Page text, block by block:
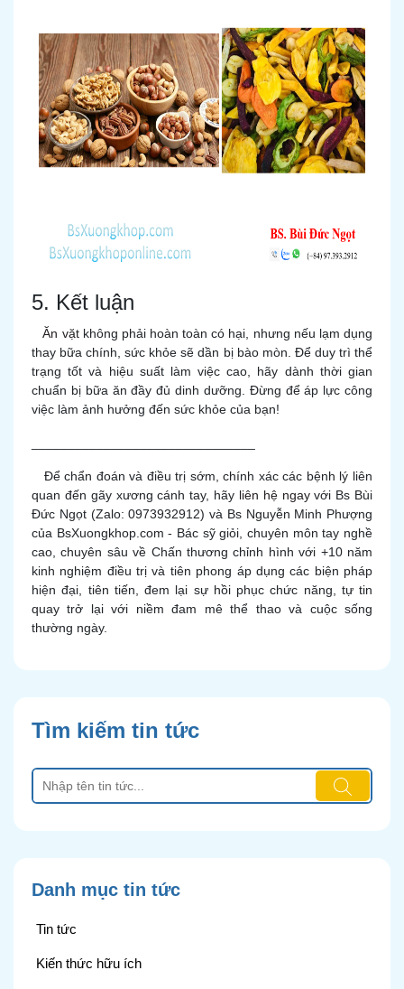
5. Kết luận
Ăn vặtkhông phải hoàn toàn có hại, nhưng nếu lạm dụng
thay bữa chính, sức khỏe sẽ dần bị bào mòn. Để duy trì thể
trạng tốt và hiệu suất làm việc cao, hãy dành thời gian
chuẩn bị bữa ăn đầy đủ dinh dưỡng. Đừng để áp lực công
việc làm ảnh hưởng đến sức khỏe của bạn!
Để chẩn đoán và điều trị sớm, chính xác các bệnh lý liên
quan đến gãy xương cánh tay, hãy liên hệ ngayvới Bs Bùi
Đức Ngọt (Zalo: 0973932912) và Bs Nguyễn Minh Phượng
của BsXuongkhop.com - Bác sỹ giỏi, chuyên môn tay nghề
cao, chuyên sâu về Chấn thương chỉnh hình với +10 năm
kinh nghiệm điều trị và tiên phong áp dụng các biện pháp
hiện đại, tiên tiến, đem lại sự hồi phục chức năng, tự tin
quay trở lại với niềm đam mê thể thao và cuộc sống
thường ngày.
Tìm kiếm tin tức
Danh mục tin tức
Tin tức
Kiến thức hữu ích